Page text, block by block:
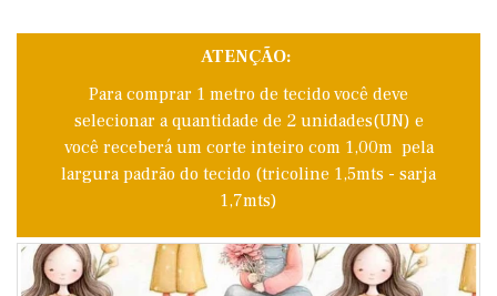
ATENÇÃO:
Para comprar 1 metro de tecido você deve
selecionar a quantidade de 2 unidades(UN) e
você receberá um corte inteiro com 1,00m pela
largura padrão do tecido (tricoline 1,5mts - sarja
1,7mts)